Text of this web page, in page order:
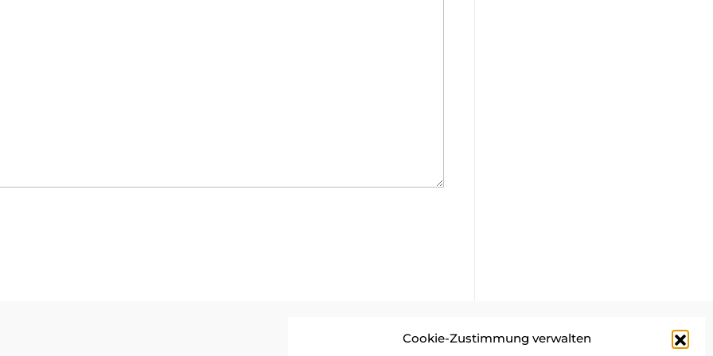
Cookie-Zustimmung verwalten